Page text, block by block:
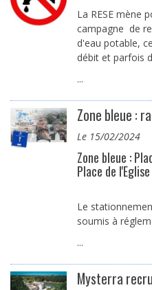
La RESE mène
campagne de
d'eau potable,
débit et parfois
...
Zone bleue :
le 15/02/2024
Zone bleue :
Place de
Le
soumis à
...
Mysterra